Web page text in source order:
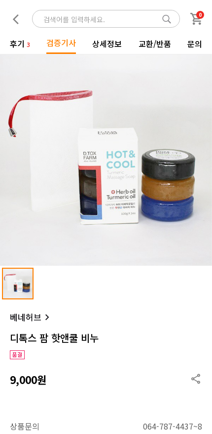
0
후기 3 검증기사 상세정보 교환/반품 문의
베네허브
디톡스 팜 핫앤쿨 비누
9,000원
상품문의
064-787-4437~8